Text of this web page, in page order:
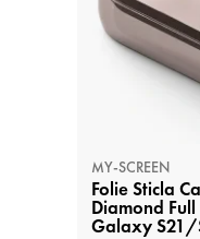
MY-SCREEN
Folie Sticla
Diamond
Galaxy S21/